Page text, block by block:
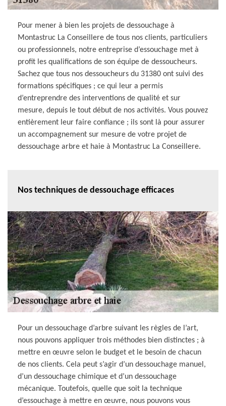
Pour mener à bien les projets de dessouchage à
Montastruc La Conseillere de tous nos clients, particuliers
ou professionnels, notre entreprise d’essouchage met à
profit les qualifications de son équipe de dessoucheurs.
Sachez que tous nos dessoucheurs du 31380 ont suivi des
formations spécifiques ; ce qui leur a permis
d’entreprendre des interventions de qualité et sur
mesure, depuis le tout début de nos activités. Vous pouvez
entièrement leur faire confiance ; ils sont là pour assurer
un accompagnement sur mesure de votre projet de
dessouchage arbre et haie à Montastruc La Conseillere.
Nos techniques de dessouchage efficaces
Pour un dessouchage d’arbre suivant les règles de l’art,
nous pouvons appliquer trois méthodes bien distinctes ; à
mettre en œuvre selon le budget et le besoin de chacun
de nos clients. Cela peut s’agir d’un dessouchage manuel,
d’un dessouchage chimique et d’un dessouchage
mécanique. Toutefois, quelle que soit la technique
d’essouchage à mettre en œuvre, nous pouvons vous